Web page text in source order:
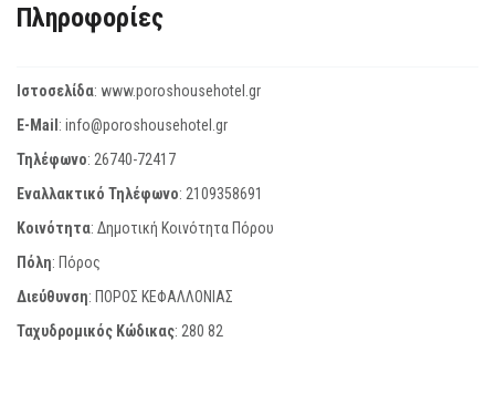
Πληροφορίες
Ιστοσελίδα: www.poroshousehotel.gr
E-Mail: info@poroshousehotel.gr
Τηλέφωνο: 26740-72417
Εναλλακτικό Τηλέφωνο: 2109358691
Κοινότητα: Δημοτική Κοινότητα Πόρου
Πόλη: Πόρος
Διεύθυνση: ΠΟΡΟΣ ΚΕΦΑΛΛΟΝΙΑΣ
Ταχυδρομικός Κώδικας: 280 82